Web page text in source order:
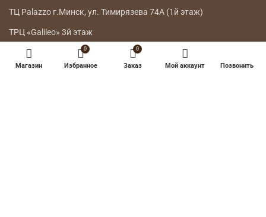
ТЦ Palazzo г.Минск, ул. Тимирязева 74А (1й этаж)
ТРЦ «Galileo» 3й этаж
ГЛАВНОЕ МЕНЮ
Магазин
0
Избранное
0
Заказ Мой аккаунт Позвонить